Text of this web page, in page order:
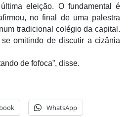
eleição. O fundamental é
no final de uma palestra
tradicional colégio da capital.
omitindo de discutir a cizânia
de fofoca”, disse.
WhatsApp